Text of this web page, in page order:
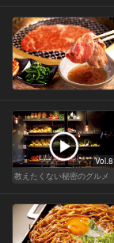
Vol.8
教えたくない秘密のグルメ